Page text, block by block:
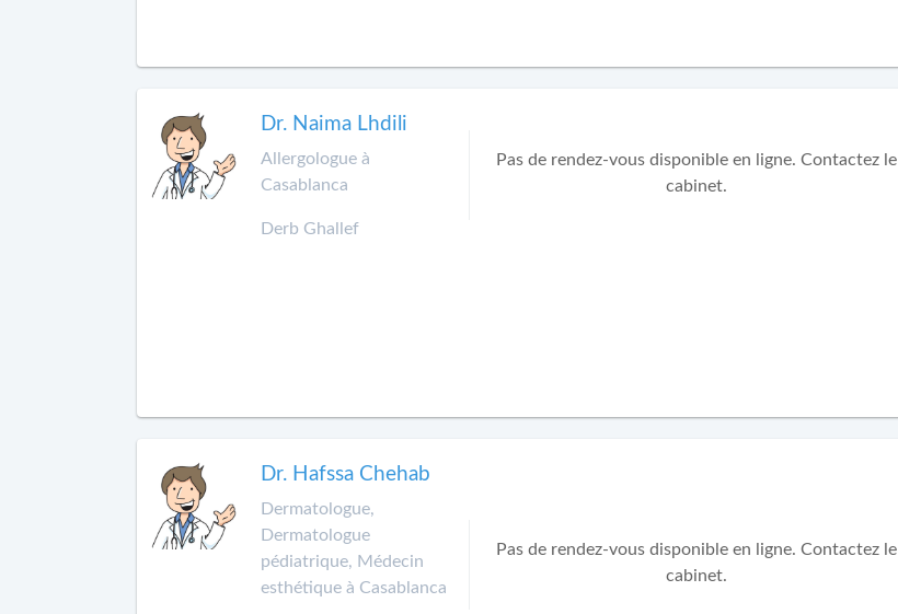
Dr. Naima Lhdili
Allergologue à
Casablanca
Derb Ghallef
Pas de rendez-vous disponible en ligne. Contactez le
cabinet.
Dr. Hafssa Chehab
Dermatologue,
Dermatologue
pédiatrique, Médecin
esthétique à Casablanca
Pas de rendez-vous disponible en ligne. Contactez le
cabinet.